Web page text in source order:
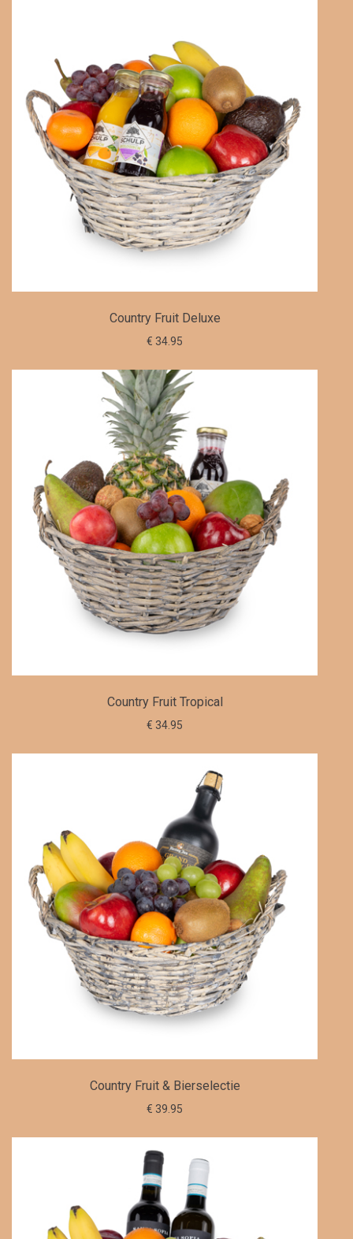
Country Fruit Deluxe
€ 34.95
Country Fruit Tropical
€ 34.95
Country Fruit & Bierselectie
€ 39.95